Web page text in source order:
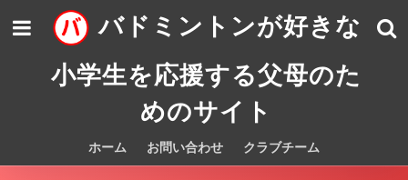
バドミントンが好きな
小学生を応援する父母のた
めのサイト
ホーム お問い合わせ クラブチーム